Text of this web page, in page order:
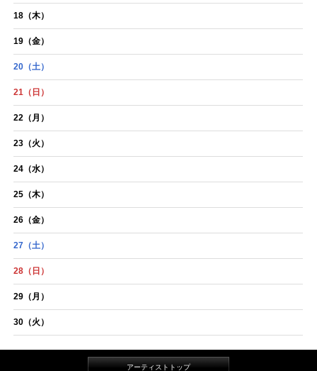
18 （木）
19 （金）
20 （土）
21 （日）
22 （月）
23 （火）
24 （水）
25 （木）
26 （金）
27 （土）
28 （日）
29 （月）
30 （火）
アーティストトップ